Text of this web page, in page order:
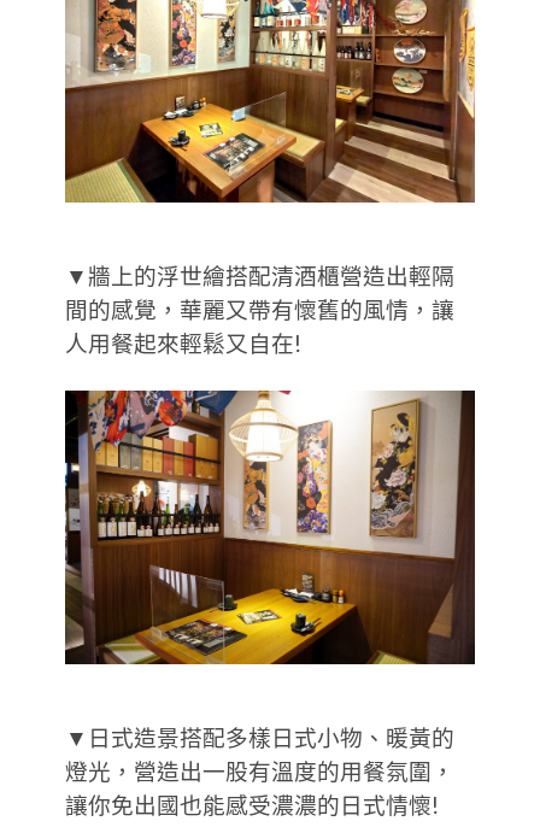
▼牆上的浮世繪搭配清酒櫃營造出輕隔
間的感覺，華麗又帶有懷舊的風情，讓
人用餐起來輕鬆又自在!
▼日式造景搭配多樣日式小物、暖黃的
燈光，營造出一股有溫度的用餐氛圍，
讓你免出國也能感受濃濃的日式情懷!